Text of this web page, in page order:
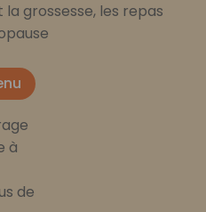
grossesse, les repas
à
de